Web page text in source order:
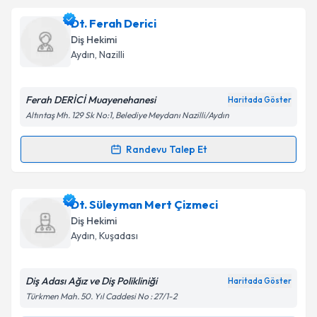
Dt. Işıl Oktayiçin randevu takvimi talebi oluşturun.
Size bu uzmandan randevu almanız için bir takvim
hazırlandığında e-posta ile bilgilendireceğiz.
Kişisel verilerimin işlenmesine ilişkin
Metni'ni okudum ve kişisel verilerimin belirtilen
Takvim Talebini Gönder
Dt. Ferah Derici
Diş Hekimi
Aydın, Nazilli
Ferah DERİCİ Muayenehanesi Haritada Göster
Altıntaş Mh. 129 Sk No:1, Belediye Meydanı Nazilli/Aydın
Randevu Talep Et
Randevu Takvimi Talebi
Dt. Ferah Dericiiçin randevu takvimi talebi
oluşturun. Size bu uzmandan randevu almanız için bir
takvim hazırlandığında e-posta ile bilgilendireceğiz.
Dt. Süleyman Mert Çizmeci
Diş Hekimi
Aydın, Kuşadası
Diş Adası Ağız ve Diş Polikliniği Haritada Göster
Türkmen Mah. 50. Yıl Caddesi No : 27/1-2